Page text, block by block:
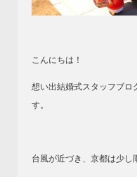
こんにちは！
想い出結婚式スタッフブロ
す。
台風が近づき、京都は少し